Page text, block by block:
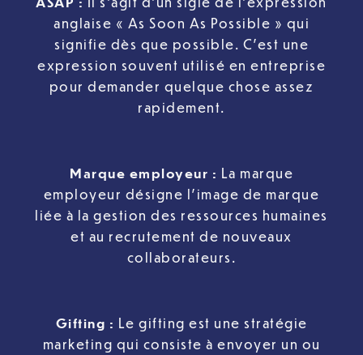
anglaise « As Soon As Possible » qui
signifie dès que possible. C’est une
expression souvent utilisé en entreprise
pour demander quelque chose assez
rapidement.
Marque employeur : La marque
employeur désigne l’image de marque
liée à la gestion des ressources humaines
et au recrutement de nouveaux
collaborateurs.
Gifting : Le gifting est une stratégie
marketing qui consiste à envoyer un ou